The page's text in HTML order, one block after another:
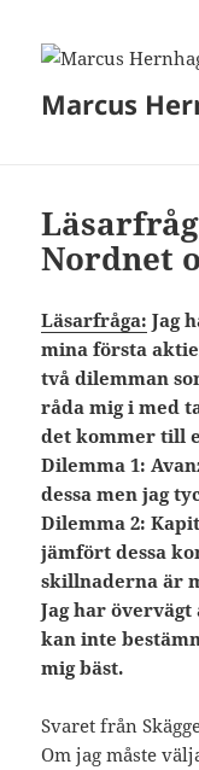
Marcus
Nordnet
Läsarfråga: Jag
mina första
två dilemman
råda mig i med
det kommer till
Dilemma 1:
dessa men jag
Dilemma 2:
jämfört dessa
skillnaderna är
Jag har
kan inte
mig bäst.
Svaret från
Om jag måste